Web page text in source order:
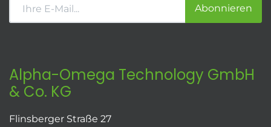
Abonnieren
Alpha-Omega Technology GmbH
& Co. KG
Flinsberger Straße 27